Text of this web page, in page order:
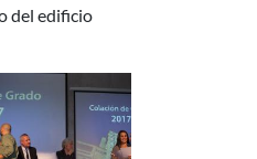
del edificio